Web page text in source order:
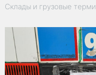
Склады и грузовые